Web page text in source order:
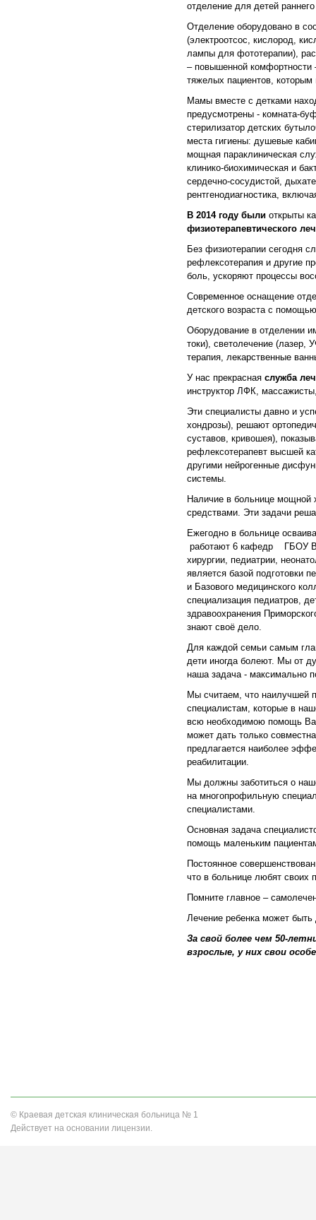
отделение для детей
Отделение оборудовано в
(электроотсос, кислород,
лампы для фототерапии),
– повышенной комфортности
тяжелых пациентов,
Мамы вместе с детками
предусмотрены - комната-
стерилизатор детских
места гигиены: душевые
мощная параклиническая
клинико-биохимическая и
сердечно-сосудистой,
рентгенодиагностика,
В 2014 году были открыты
физиотерапевтического
Без физиотерапии сегодня
рефлексотерапия и другие
боль, ускоряют процессы
Современное оснащение
детского возраста с
Оборудование в отделении
токи), светолечение (лазер,
терапия, лекарственные
У нас прекрасная служба
инструктор ЛФК,
Эти специалисты давно и
хондрозы), решают
суставов, кривошея),
рефлексотерапевт высшей
другими нейрогенные
системы.
Наличие в больнице мощной
средствами. Эти задачи
Ежегодно в больнице
работают 6 кафедр ГБОУ
хирургии, педиатрии,
является базой подготовки
и Базового медицинского
специализация педиатров,
здравоохранения
знают своё дело.
Для каждой семьи самым
дети иногда болеют. Мы от
наша задача - максимально
Мы считаем, что наилучшей
специалистам, которые в
всю необходимою помощь
может дать только
предлагается наиболее
реабилитации.
Мы должны заботиться о
на многопрофильную
специалистами.
Основная задача
помощь маленьким
Постоянное
что в больнице любят своих
Помните главное –
Лечение ребенка может быть
За свой более чем 50-
взрослые, у них свои
© Краевая детская клиническая больница № 1
Действует на основании лицензии.